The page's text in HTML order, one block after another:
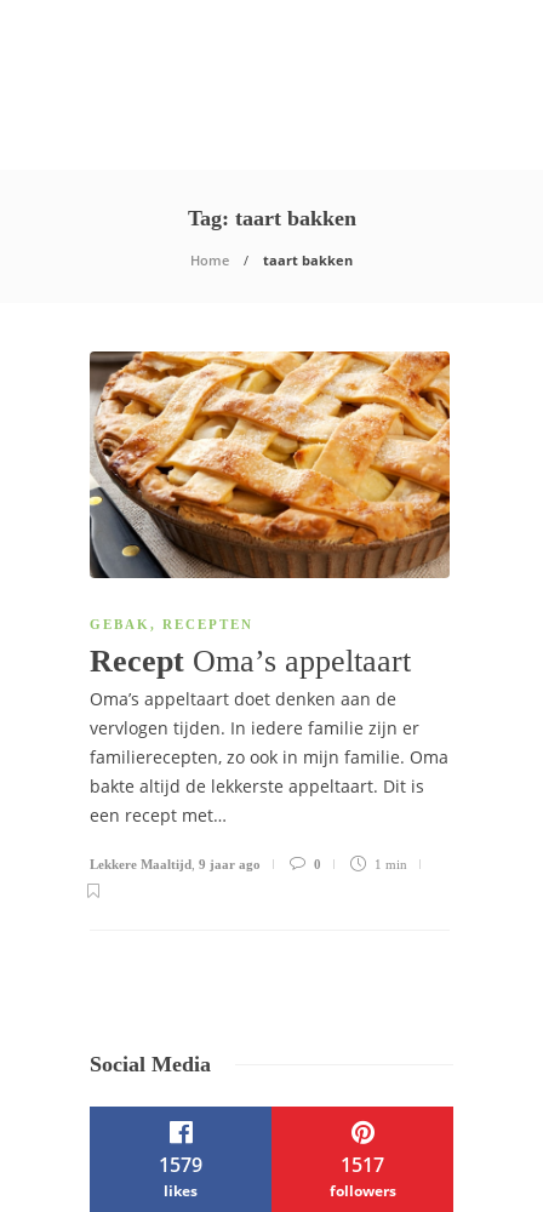
Tag: taart bakken
Home taart bakken
GEBAK , RECEPTEN
Recept Oma’s appeltaart
Oma’s appeltaart doet denken aan de
vervlogen tijden. In iedere familie zijn er
familierecepten, zo ook in mijn familie. Oma
bakte altijd de lekkerste appeltaart. Dit is
een recept met…
Lekkere Maaltijd 9 jaar ago 0 1 min
Social Media
1579
likes
1517
followers